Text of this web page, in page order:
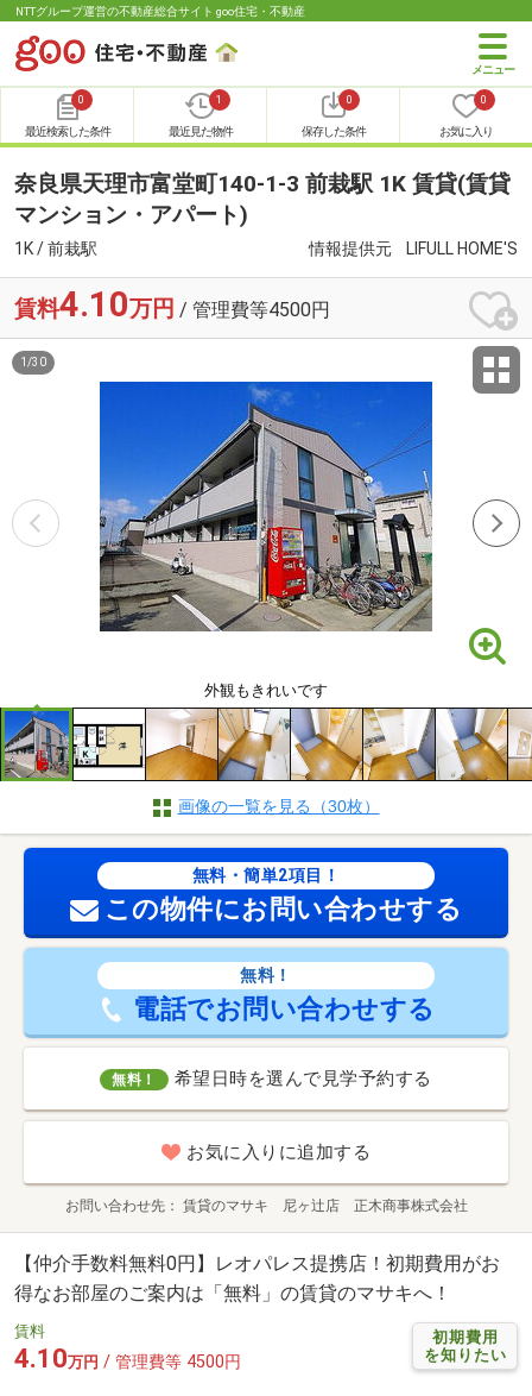
NTTグループ運営の不動産総合サイト goo住宅・不動産
0
最近検索した条件
1
最近見た物件
0
保存した条件
0
お気に入り
奈良県天理市富堂町140-1-3 前栽駅 1K 賃貸(賃貸
マンション・アパート)
1K / 前栽駅 情報提供元 LIFULL HOME'S
賃料4.10万円 / 管理費等4500円
外観もきれいです
1 /30
画像の一覧を見る（30枚）
無料・簡単2項目！
この物件にお問い合わせする
無料！
電話でお問い合わせする
無料！ 希望日時を選んで見学予約する
お気に入りに追加する
お問い合わせ先 賃貸のマサキ 尼ヶ辻店 正木商事株式会社
【仲介手数料無料0円】レオパレス提携店！初期費用がお
得なお部屋のご案内は「無料」の賃貸のマサキへ！
初期費用
を知りたい
賃料
4.10万円 / 管理費等 4500円